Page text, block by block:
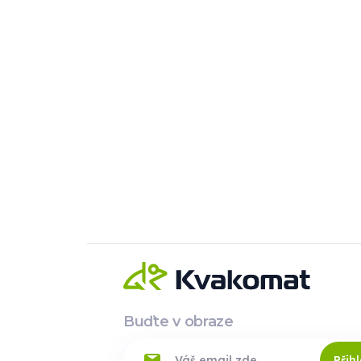
Buďte v obraze